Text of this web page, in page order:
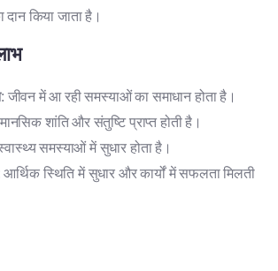
किया जाता है।
: जीवन में आ रही समस्याओं का समाधान होता है।
शांति और संतुष्टि प्राप्त होती है।
समस्याओं में सुधार होता है।
आर्थिक स्थिति में सुधार और कार्यों में सफलता मिलती